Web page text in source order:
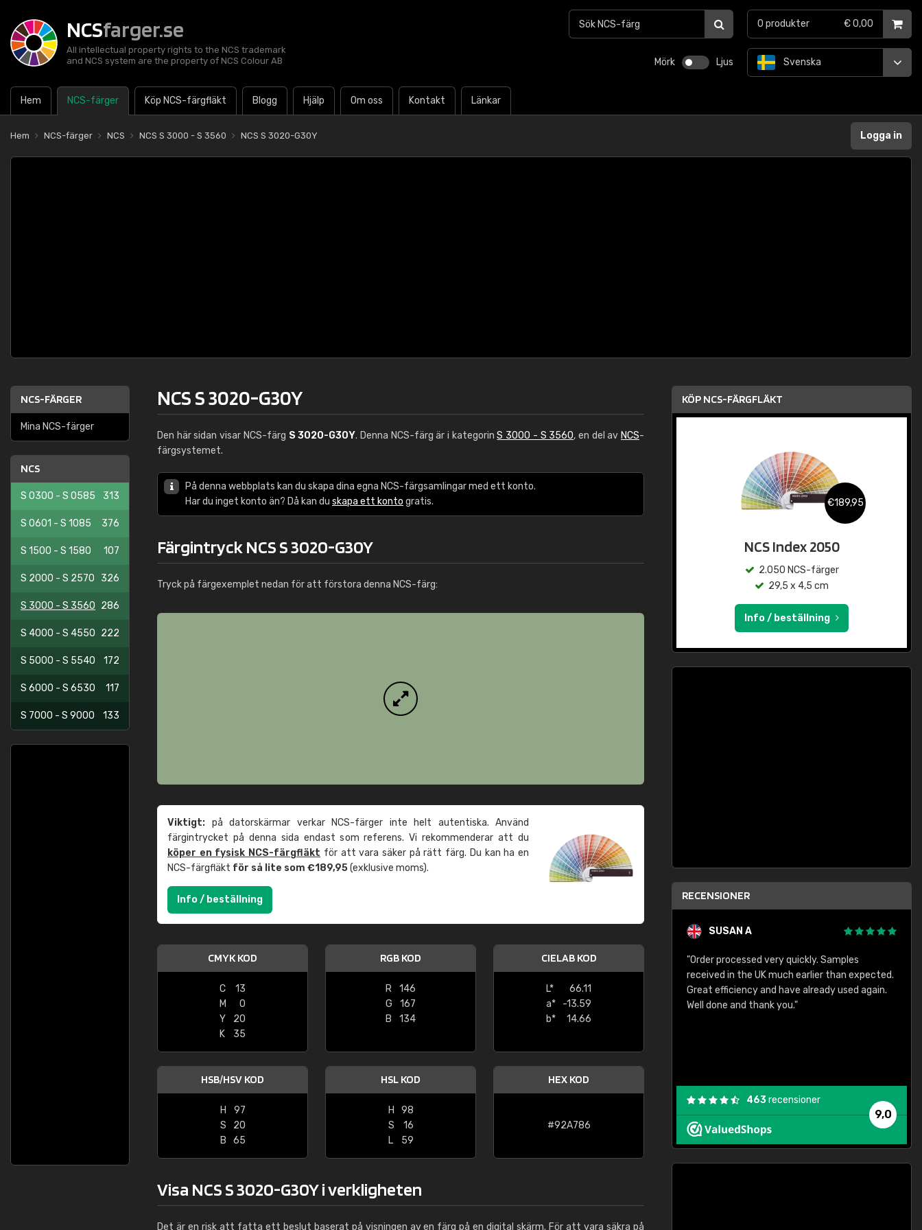
NCSfarger.se
All intellectual property rights to the NCS trademark
and NCS system are the property of NCS Colour AB
Mörk Ljus
Hem NCS-färger Köp NCS-färgfläkt Blogg Hjälp Om oss Kontakt Länkar
Svenska
0 produkter € 0,00
Hem NCS-färger NCS NCS S 3000 - S 3560 NCS S 3020-G30Y Logga in
NCS-FÄRGER
Mina NCS-färger
NCS
S 0300 - S 0585 313
S 0601 - S 1085 376
S 1500 - S 1580 107
S 2000 - S 2570 326
S 3000 - S 3560 286
S 4000 - S 4550 222
S 5000 - S 5540 172
S 6000 - S 6530 117
S 7000 - S 9000 133
NCS S 3020-G30Y
Den här sidan visar NCS-färg S 3020-G30Y. Denna NCS-färg är i kategorinS 3000 - S 3560, en del av NCS-
färgsystemet.
På denna webbplats kan du skapa dina egna NCS-färgsamlingar med ett konto.
Har du inget konto än? Då kan du skapa ett konto gratis.
Färgintryck NCS S 3020-G30Y
Tryck på färgexemplet nedan för att förstora denna NCS-färg:
Viktigt: på datorskärmar verkar NCS-färger inte helt autentiska. Använd
färgintrycket på denna sida endast som referens. Vi rekommenderar att du
köper en fysisk NCS-färgfläkt för att vara säker på rätt färg. Du kan ha en
NCS-färgfläkt för så lite som €189,95(exklusive moms).
Info / beställning
CMYK KOD
C
13
M
0
Y
20
K
35
RGB KOD
R
146
G
167
B
134
CIELAB KOD
L*
66.11
a*
-13.59
b*
14.66
HSB/HSV KOD
H
97
S
20
B
65
HSL KOD
H
98
S
16
L
59
HEX KOD
#92A786
Visa NCS S 3020-G30Y i verkligheten
Det är en risk att fatta ett beslut baserat på visningen av en färg på en digital skärm. För att vara säkra på
KÖP NCS-FÄRGFLÄKT
€189,95
NCS Index 2050
2.050 NCS-färger
29,5 x 4,5 cm
Info / beställning
RECENSIONER
Windows
"Great product and speedy delivery"
SUSAN A
"Order processed very quickly. Samples
received in the UK much earlier than expected.
Great efficiency and have already used again.
Well done and thank you."
9,0
463recensioner